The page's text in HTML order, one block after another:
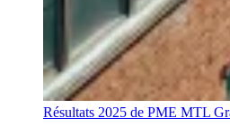
Résultats 2025 de PME MTL